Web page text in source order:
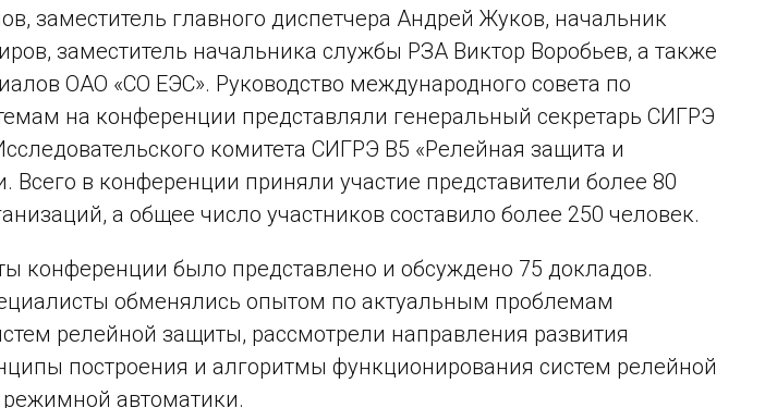
заместитель главного диспетчера Андрей Жуков, начальник
заместитель начальника службы РЗА Виктор Воробьев, а также
ОАО «СО ЕЭС». Руководство международного совета по
на конференции представляли генеральный секретарь СИГРЭ
комитета СИГРЭ В5 «Релейная защита и
Всего в конференции приняли участие представители более 80
а общее число участников составило более 250 человек.
конференции было представлено и обсуждено 75 докладов.
обменялись опытом по актуальным проблемам
релейной защиты, рассмотрели направления развития
построения и алгоритмы функционирования систем релейной
автоматики.